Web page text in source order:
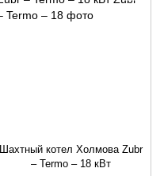
Шахтный котел Холмова Zubr
– Termo – 18 кВт